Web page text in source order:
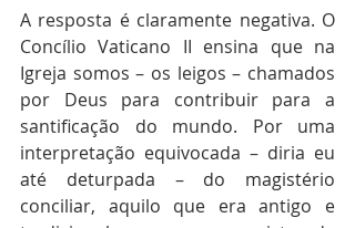
A resposta é claramente negativa. O
Concílio Vaticano II ensina que na
Igreja somos – os leigos – chamados
por Deus para contribuir para a
santificação do mundo. Por uma
interpretação equivocada – diria eu
até deturpada – do magistério
conciliar, aquilo que era antigo e